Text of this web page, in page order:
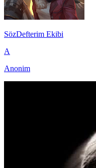
SözDefterim Ekibi
A
Anonim